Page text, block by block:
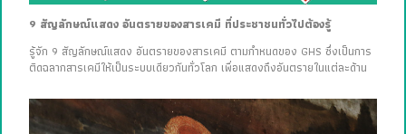
9 สัญลักษณ์แสดง อันตรายของสารเคมี ที่ประชาชนทั่วไปต้องรู้
รู้จัก 9 สัญลักษณ์แสดง อันตรายของสารเคมี ตามกำหนดของ GHS ซึ่งเป็นการ
ติดฉลากสารเคมีให้เป็นระบบเดียวกันทั่วโลก เพื่อแสดงถึงอันตรายในแต่ละด้าน